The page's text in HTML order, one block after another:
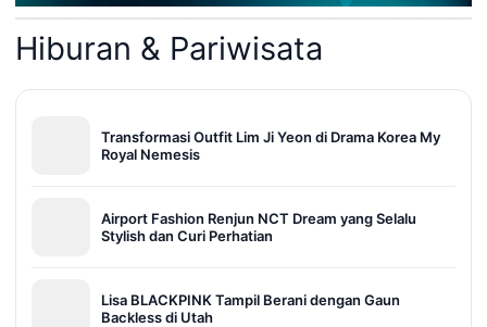
Hiburan & Pariwisata
Transformasi Outfit Lim Ji Yeon di Drama Korea My
Royal Nemesis
Airport Fashion Renjun NCT Dream yang Selalu
Stylish dan Curi Perhatian
Lisa BLACKPINK Tampil Berani dengan Gaun
Backless di Utah